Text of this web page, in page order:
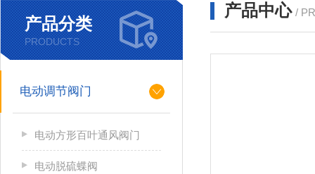
产品分类
PRODUCTS
电动调节阀门
电动方形百叶通风阀门
电动脱硫蝶阀
产品中心 /